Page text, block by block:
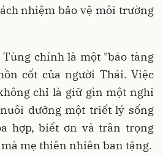
nhiệm bảo vệ môi trường
chính là một "bảo tàng
cốt của người Thái. Việc
chỉ là giữ gìn một nghi
dưỡng một triết lý sống
hợp, biết ơn và trân trọng
mẹ thiên nhiên ban tặng.